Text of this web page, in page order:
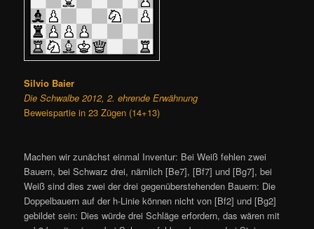
Silvio Baier
Die Schwalbe 2012, 2. ehrende Erwähnung
Beweispartie in 23 Zügen (14+13)
Machen wir zunächst einmal Inventur: Bei Weiß fehlen zwei
Bauern, bei Schwarz drei, nämlich [Be7], [Bf7] und [Bg7], bei
Weiß sind dies zwei der drei gegenüberstehenden Bauern: Die
Doppelbauern auf der h-Linie können nicht von [Bf2] und [Bg2]
gebildet sein: Dies würde drei Schläge erfordern, das wären mit